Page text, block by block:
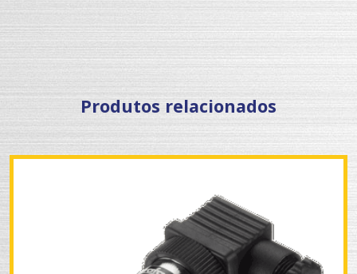
Produtos relacionados